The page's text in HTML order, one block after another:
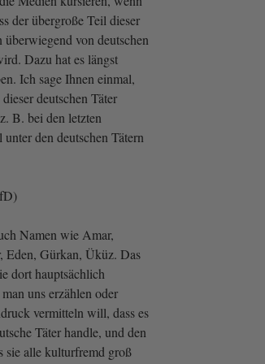
der übergroße Teil dieser
von deutschen
Dazu hat es längst
Ich sage Ihnen einmal,
deutschen Täter
B. bei den letzten
den deutschen Tätern
Namen wie Amar,
Eden, Gürkan, Üküz. Das
dort hauptsächlich
uns erzählen oder
vermitteln will, dass es
Täter handle, und den
sie alle kulturfremd groß